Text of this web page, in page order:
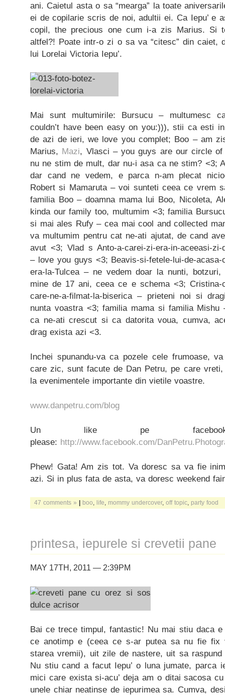
ani. Caietul asta o sa “mearga” la toate
ei de copilarie scris de noi, adultii ei. Ca Iepu’ e
copil, the precious one cum i-a zis Marius. Si
altfel?! Poate intr-o zi o sa va “citesc” din caiet,
lui Lorelai Victoria Iepu’.
Mai sunt multumirile: Bursucu – multumesc
couldn’t have been easy on you:))), stii ca esti
de azi de ieri, we love you complet; Boo – am
Marius, Mazi, Vlasci – you guys are our circle
nu ne stim de mult, dar nu-i asa ca ne stim? <3;
dar cand ne vedem, e parca n-am plecat
Robert si Mamaruta – voi sunteti ceea ce vrem
familia Boo – doamna mama lui Boo, Nicoleta,
kinda our family too, multumim <3; familia
si mai ales Rufy – cea mai cool and collected
va multumim pentru cat ne-ati ajutat, de cand
avut <3; Vlad s Anto-a-carei-zi-era-in-aceeasi-zi-
– love you guys <3; Beavis-si-fetele-lui-de-
era-la-Tulcea – ne vedem doar la nunti,
mine de 17 ani, ceea ce e schema <3; Cristina-
care-ne-a-filmat-la-biserica – prieteni noi si
nunta voastra <3; familia mama si familia
ca ne-ati crescut si ca datorita voua, cumva,
drag exista azi <3.
Inchei spunandu-va ca pozele cele frumoase,
care zic, sunt facute de Dan Petru, pe care
la evenimentele importante din vietile voastre.
www.danpetru.com/blog
Un like pe
please: http://www.facebook.com/
Phew! Gata! Am zis tot. Va doresc sa va fie
azi. Si in plus fata de asta, va doresc weekend
47 comments » | boo life mommy undercover, off topic party food
printesa, iepurele si crevetii pane
MAY 17TH, 2011 — 2:39PM
Bai ce trece timpul, fantastic! Nu mai stiu daca
ce anotimp e (ceea ce s-ar putea sa nu fie fix
starea vremii), uit zile de nastere, uit sa
Nu stiu cand a facut Iepu’ o luna jumate, parca
mici care exista si-acu’ deja am o ditai sacosa
unele chiar neatinse de iepurimea sa. Cumva,